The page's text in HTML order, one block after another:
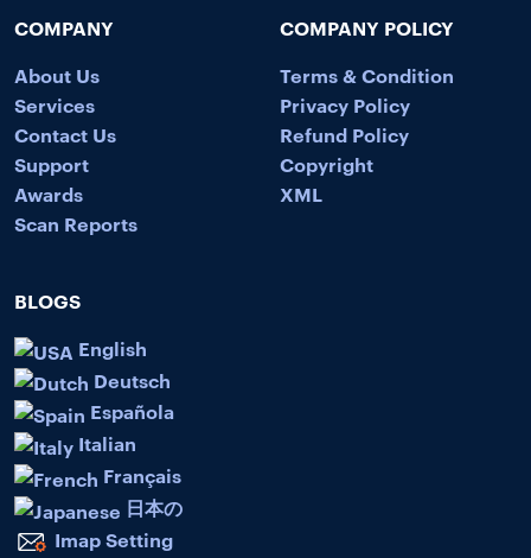
COMPANY
About Us
Services
Contact Us
Support
Awards
Scan Reports
COMPANY POLICY
Terms & Condition
Privacy Policy
Refund Policy
Copyright
XML
BLOGS
English
Deutsch
Española
Italian
Français
日本の
Imap Setting